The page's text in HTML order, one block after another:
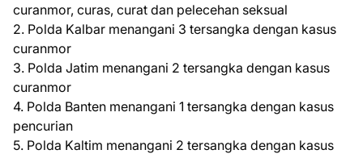
curanmor, curas, curat dan pelecehan seksual
2. Polda Kalbar menangani 3 tersangka dengan kasus
curanmor
3. Polda Jatim menangani 2 tersangka dengan kasus
curanmor
4. Polda Banten menangani 1 tersangka dengan kasus
pencurian
5. Polda Kaltim menangani 2 tersangka dengan kasus